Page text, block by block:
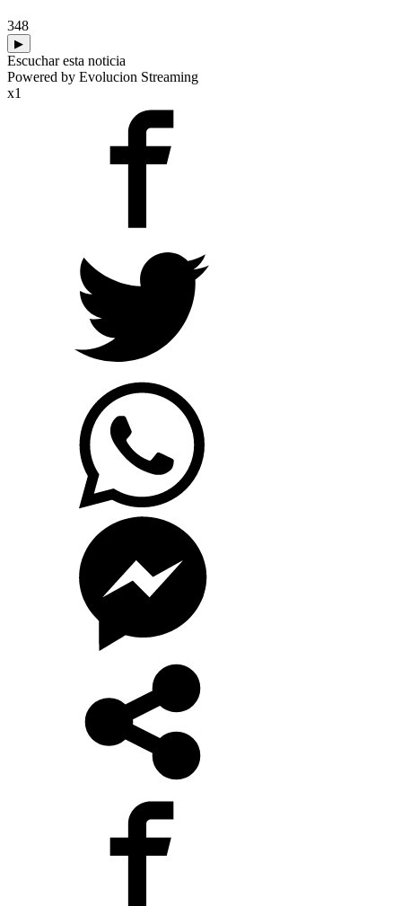
348
▶
Escuchar esta noticia
Powered by Evolucion Streaming
x1